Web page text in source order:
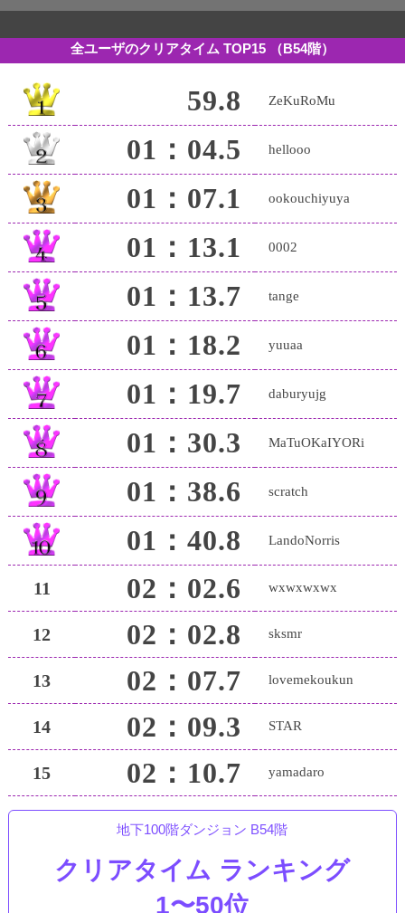
全ユーザのクリアタイム TOP15 （B54階）
59.8 ZeKuRoMu
01：04.5 hellooo
01：07.1 ookouchiyuya
01：13.1 0002
01：13.7 tange
01：18.2 yuuaa
01：19.7 daburyujg
01：30.3 MaTuOKaIYORi
01：38.6 scratch
01：40.8 LandoNorris
11 02：02.6 wxwxwxwx
12 02：02.8 sksmr
13 02：07.7 lovemekoukun
14 02：09.3 STAR
15 02：10.7 yamadaro
地下100階ダンジョン B54階
クリアタイム ランキング
1〜50位